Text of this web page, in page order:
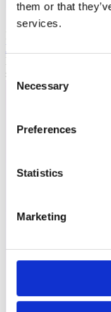
them or that
services.
Consent
Selection
Necessary
Preferences
Statistics
Marketing
Laioutr
Emporix
Emporix ist eine
skalierbare B2B- und